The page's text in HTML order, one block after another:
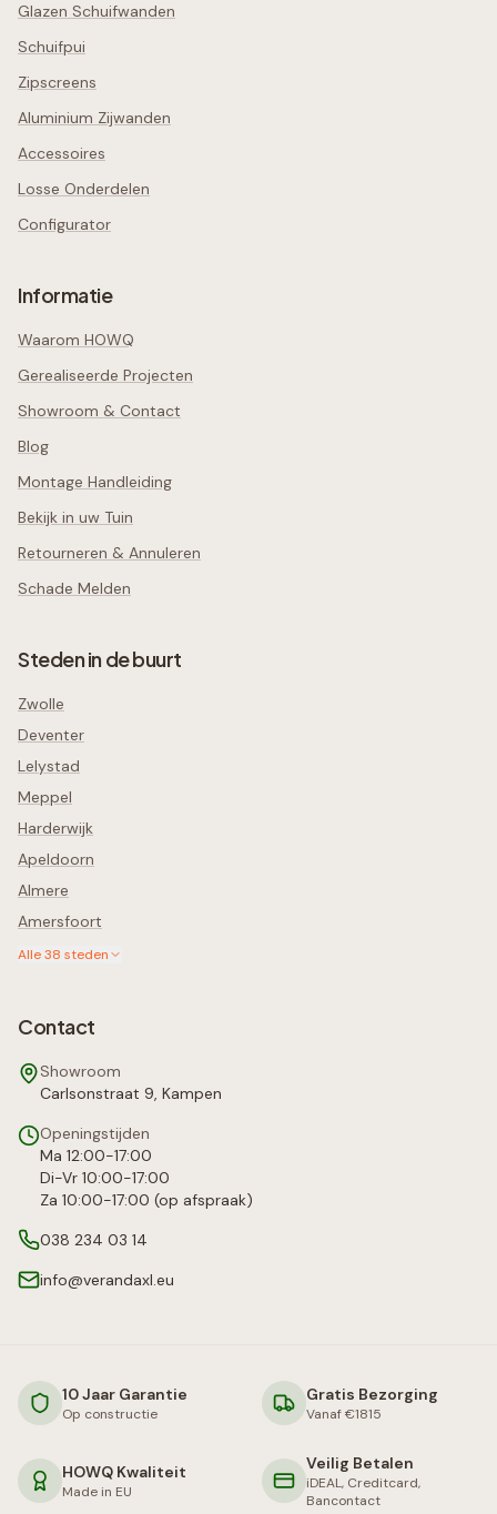
Glazen Schuifwanden
Schuifpui
Zipscreens
Aluminium Zijwanden
Accessoires
Losse Onderdelen
Configurator
Informatie
Waarom HOWQ
Gerealiseerde Projecten
Showroom & Contact
Blog
Montage Handleiding
Bekijk in uw Tuin
Retourneren & Annuleren
Schade Melden
Steden in de buurt
Zwolle
Deventer
Lelystad
Meppel
Harderwijk
Apeldoorn
Almere
Amersfoort
Alle38 steden
Contact
Showroom
Carlsonstraat 9, Kampen
Openingstijden
Ma 12:00-17:00
Di-Vr 10:00-17:00
Za 10:00-17:00 (op afspraak)
038 234 03 14
info@verandaxl.eu
10 Jaar Garantie
Op constructie
Gratis Bezorging
Vanaf €1815
HOWQ Kwaliteit
Made in EU
Veilig Betalen
iDEAL, Creditcard,
Bancontact